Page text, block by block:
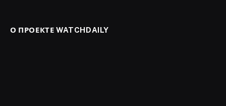
О ПРОЕКТЕ WATCHDAILY